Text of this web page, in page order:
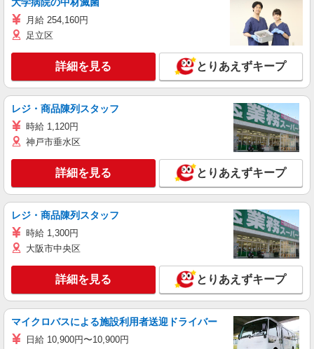
月給 254,160円
足立区
詳細を見る とりあえずキープ
レジ・商品陳列スタッフ
時給 1,120円
神戸市垂水区
詳細を見る とりあえずキープ
レジ・商品陳列スタッフ
時給 1,300円
大阪市中央区
詳細を見る とりあえずキープ
マイクロバスによる施設利用者送迎ドライバー
日給 10,900円〜10,900円